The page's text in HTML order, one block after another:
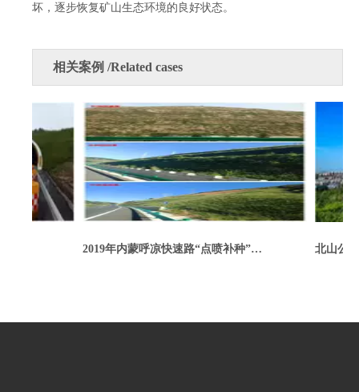
坏，逐步恢复矿山生态环境的良好状态。
相关案例 /Related cases
2019年内蒙呼凉快速路“点喷补种”修复性喷播绿化 北山公